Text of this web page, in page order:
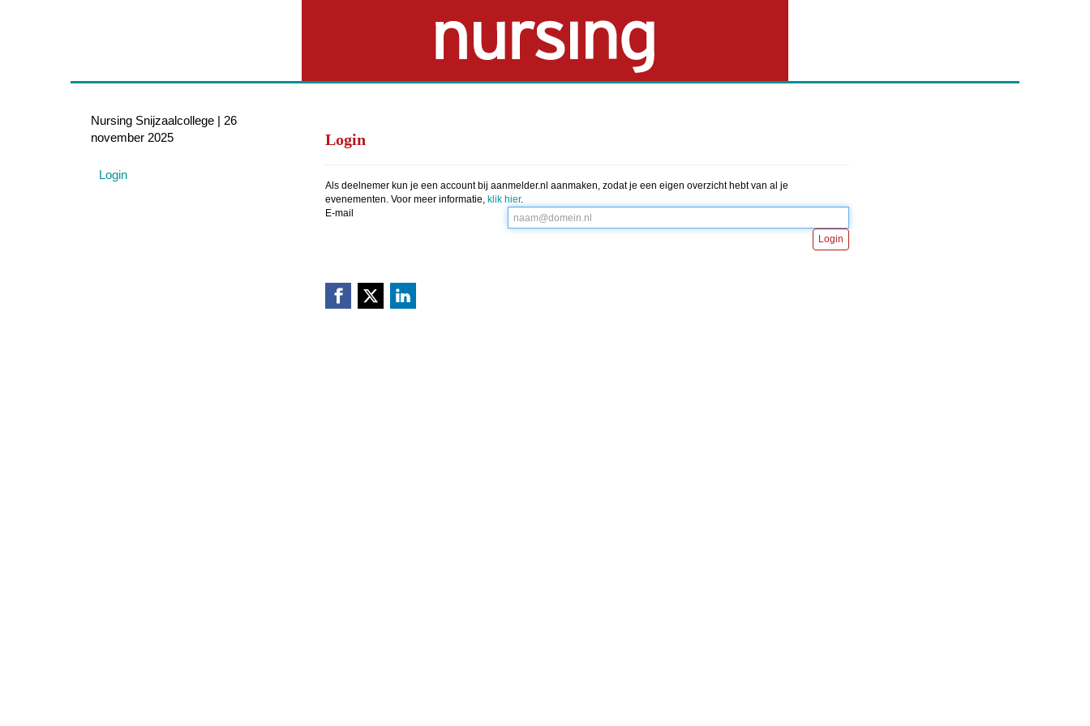
Nursing Snijzaalcollege | 26
november 2025
Login
Login
Als deelnemer kun je een account bij aanmelder.nl aanmaken, zodat je een eigen overzicht hebt van al je
evenementen. Voor meer informatie, klik hier.
E-mail
Login